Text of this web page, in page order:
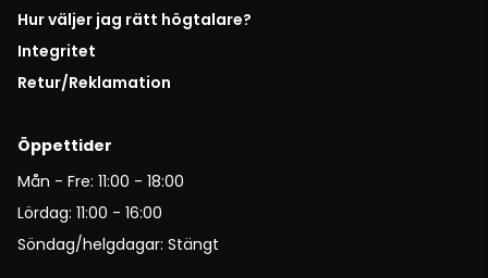
Hur väljer jag rätt högtalare?
Integritet
Retur/Reklamation
Öppettider
Mån - Fre: 11:00 - 18:00
Lördag: 11:00 - 16:00
Söndag/helgdagar: Stängt